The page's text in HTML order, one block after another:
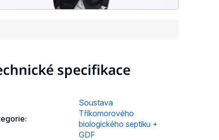
specifikace
:
Soustava
Tříkomorového
biologického septiku +
GDF